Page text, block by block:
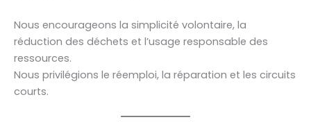
Nous encourageons la simplicité volontaire, la
réduction des déchets et l’usage responsable des
ressources.
Nous privilégions le réemploi, la réparation et les circuits
courts.